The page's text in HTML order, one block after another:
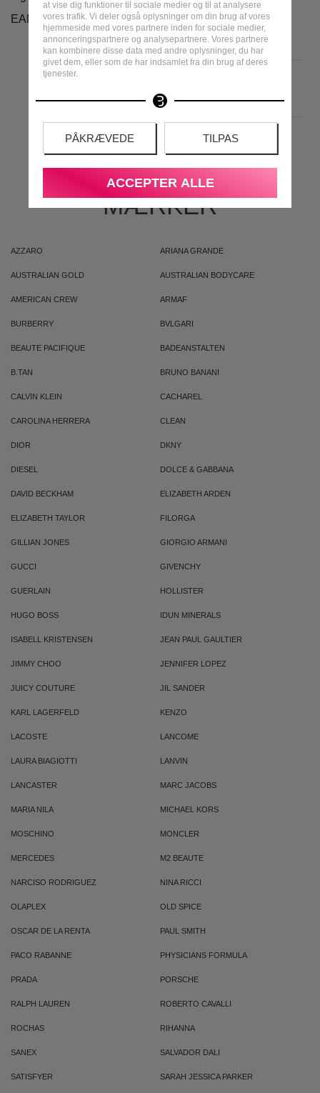
at vise dig funktioner til sociale medier og til at analysere
vores trafik. Vi deler også oplysninger om din brug af vores
hjemmeside med vores partnere inden for sociale medier,
annonceringspartnere og analysepartnere. Vores partnere
kan kombinere disse data med andre oplysninger, du har
givet dem, eller som de har indsamlet fra din brug af deres
tjenester.
PÅKRÆVEDE TILPAS
ACCEPTER ALLE
EAN
MEST POPULÆRE
MÆRKER
AZZARO ARIANA GRANDE
AUSTRALIAN GOLD AUSTRALIAN BODYCARE
AMERICAN CREW ARMAF
BURBERRY BVLGARI
BEAUTE PACIFIQUE BADEANSTALTEN
B.TAN BRUNO BANANI
CALVIN KLEIN CACHAREL
CAROLINA HERRERA CLEAN
DIOR DKNY
DIESEL DOLCE & GABBANA
DAVID BECKHAM ELIZABETH ARDEN
ELIZABETH TAYLOR FILORGA
GILLIAN JONES GIORGIO ARMANI
GUCCI GIVENCHY
GUERLAIN HOLLISTER
HUGO BOSS IDUN MINERALS
ISABELL KRISTENSEN JEAN PAUL GAULTIER
JIMMY CHOO JENNIFER LOPEZ
JUICY COUTURE JIL SANDER
KARL LAGERFELD KENZO
LACOSTE LANCOME
LAURA BIAGIOTTI LANVIN
LANCASTER MARC JACOBS
MARIA NILA MICHAEL KORS
MOSCHINO MONCLER
MERCEDES M2 BEAUTE
NARCISO RODRIGUEZ NINA RICCI
OLAPLEX OLD SPICE
OSCAR DE LA RENTA PAUL SMITH
PACO RABANNE PHYSICIANS FORMULA
PRADA PORSCHE
RALPH LAUREN ROBERTO CAVALLI
ROCHAS RIHANNA
SANEX SALVADOR DALI
SATISFYER SARAH JESSICA PARKER